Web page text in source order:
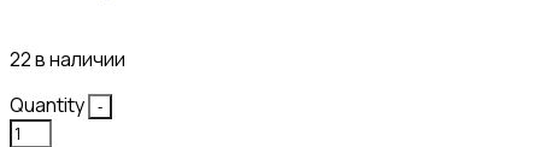
22 в наличии
Quantity
-